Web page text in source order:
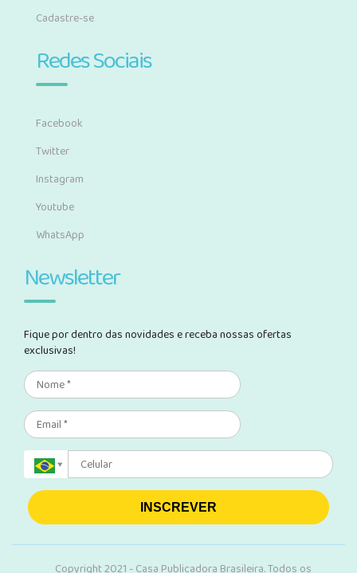
Cadastre-se
Redes Sociais
Facebook
Twitter
Instagram
Youtube
WhatsApp
Newsletter
Fique por dentro das novidades e receba nossas ofertas
exclusivas!
INSCREVER
Copyright 2021 - Casa Publicadora Brasileira. Todos os